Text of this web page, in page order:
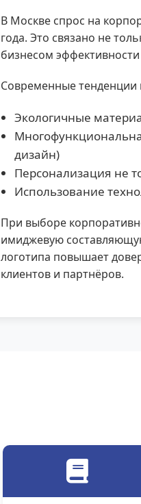
В Москве спрос на
года. Это связано не
бизнесом
Современные тенденции
Экологичные
дизайн)
Персонализация не
Использование
При выборе
имиджевую
логотипа повышает
клиентов и партнёров.